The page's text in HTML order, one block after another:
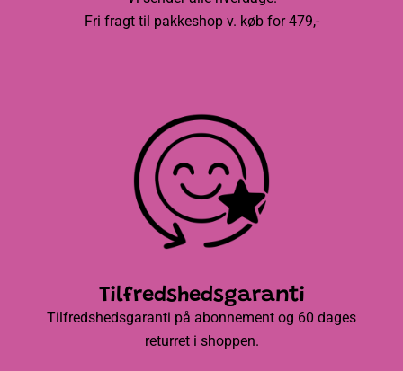
Fri fragt til pakkeshop v. køb for 479,-
Tilfredshedsgaranti
Tilfredshedsgaranti på abonnement og 60 dages
returret i shoppen.